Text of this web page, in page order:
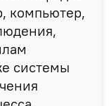
компьютер,
системы